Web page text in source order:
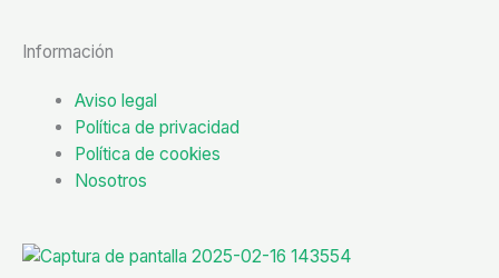
a
c
e
b
o
Información
Aviso legal
Política de privacidad
Política de cookies
Nosotros